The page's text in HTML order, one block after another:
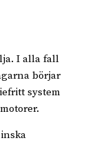
I alla fall
börjar
system